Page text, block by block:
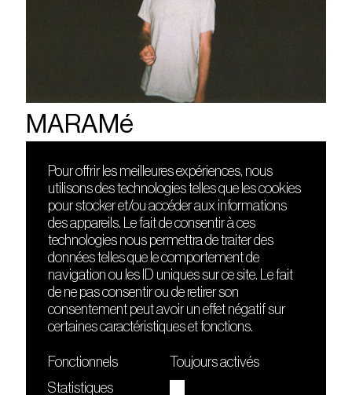
MARAMé
DÉCOUVRIR
Le lieu
Contact
Presse
Cours de DJing
TMLAB
FRIENDS
Nuits sonores
HEAT
Hôtel71
La Gaîté Lyrique
Le Sucre fait partie de
Pour offrir les meilleures expériences, nous
utilisons des technologies telles que les cookies
pour stocker et/ou accéder aux informations
des appareils. Le fait de consentir à ces
technologies nous permettra de traiter des
données telles que le comportement de
navigation ou les ID uniques sur ce site. Le fait
de ne pas consentir ou de retirer son
consentement peut avoir un effet négatif sur
certaines caractéristiques et fonctions.
Fonctionnels
Toujours activés
Statistiques